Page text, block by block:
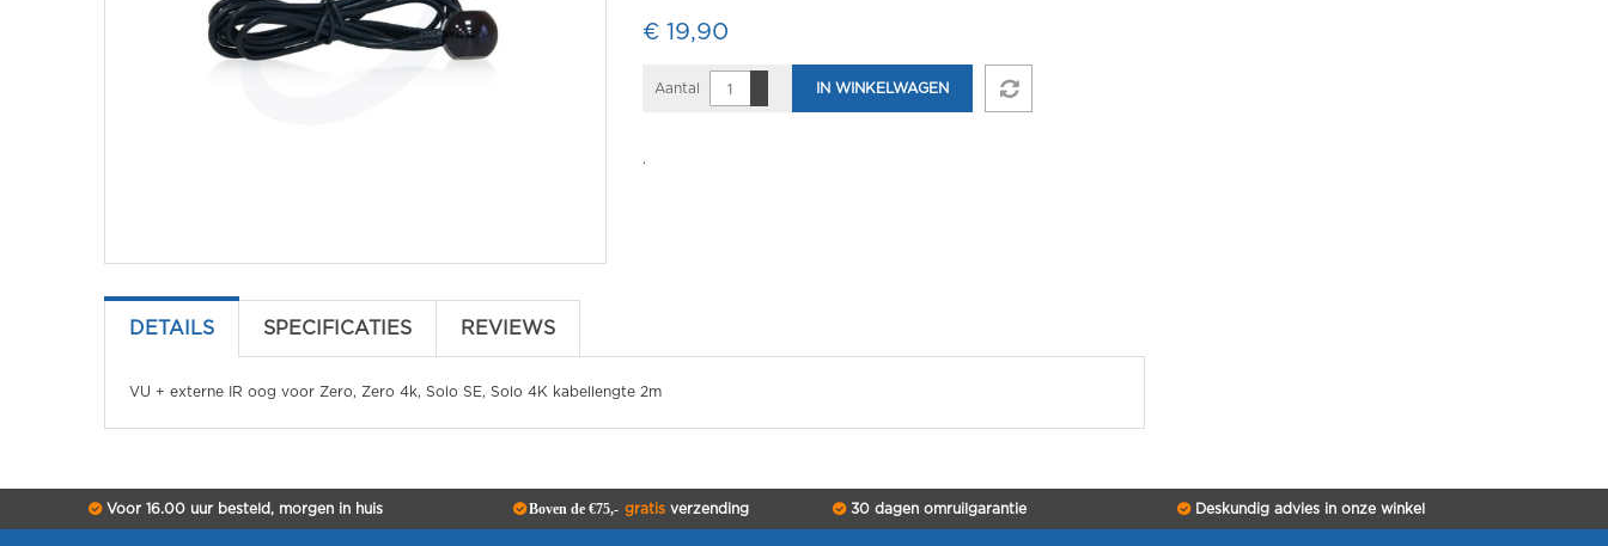
€ 19,90
Aantal IN WINKELWAGEN
.
DETAILS SPECIFICATIES REVIEWS
VU + externe IR oog voor Zero, Zero 4k, Solo SE, Solo 4K kabellengte 2m
Voor 16.00 uur besteld, morgen in huis Boven de €75,- gratisverzending 30 dagen omruilgarantie Deskundig advies in onze winkel